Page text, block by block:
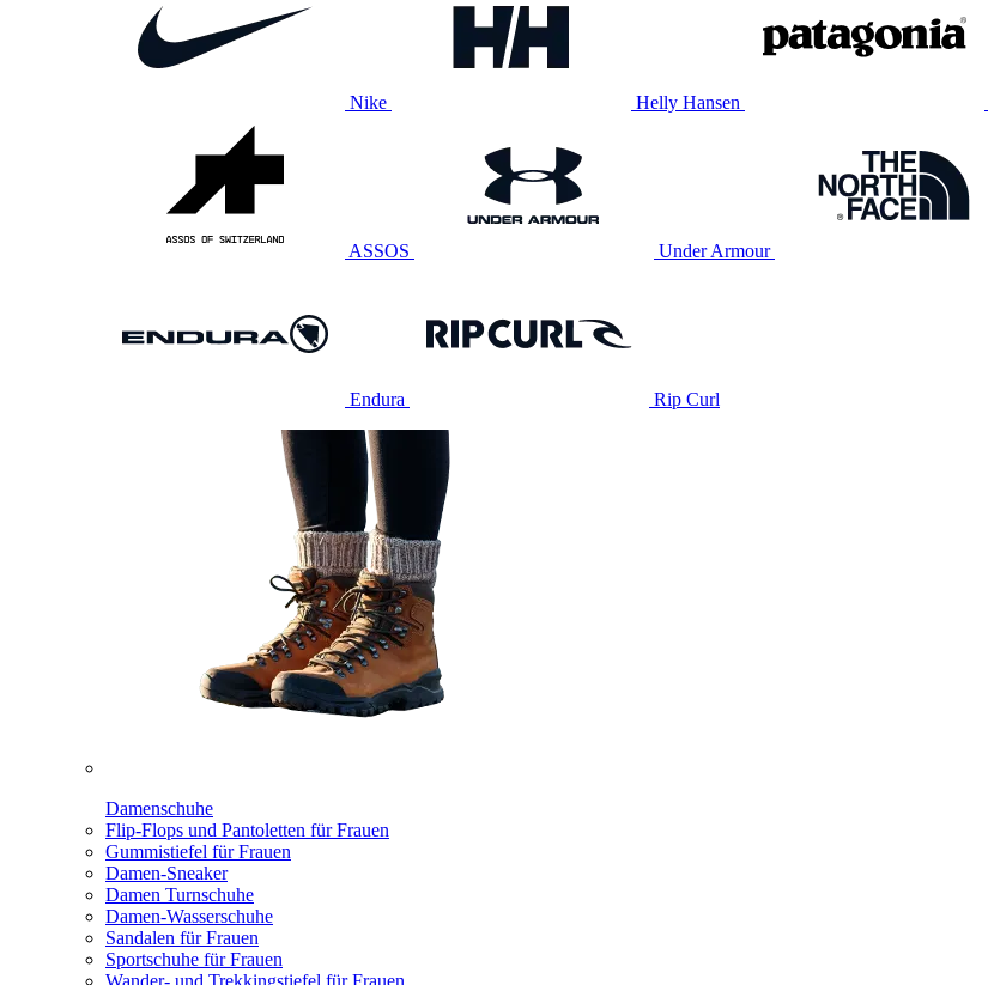
Nike Helly Hansen
ASSOS Under Armour
Endura Rip Curl
Damenschuhe
Flip-Flops und Pantoletten für Frauen
Gummistiefel für Frauen
Damen-Sneaker
Damen Turnschuhe
Damen-Wasserschuhe
Sandalen für Frauen
Sportschuhe für Frauen
Wander- und Trekkingstiefel für Frauen